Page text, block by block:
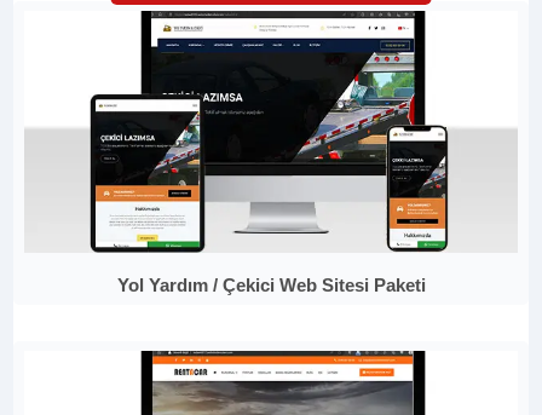
Yol Yardım / Çekici Web Sitesi Paketi